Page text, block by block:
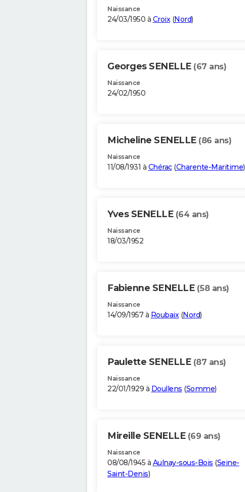
Naissance
24/03/1950 à Croix(Nord)
Georges SENELLE (67 ans)
Naissance
24/02/1950
Micheline SENELLE (86 ans)
Naissance
11/08/1931 à Chérac(Charente-Maritime)
Yves SENELLE (64 ans)
Naissance
18/03/1952
Fabienne SENELLE (58 ans)
Naissance
14/09/1957 à Roubaix(Nord)
Paulette SENELLE (87 ans)
Naissance
22/01/1929 à Doullens (Somme)
Mireille SENELLE (69 ans)
Naissance
08/08/1945 à Aulnay-sous-Bois (Seine-
Saint-Denis)